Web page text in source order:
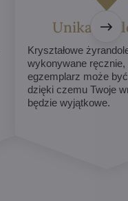
Unikalne
Kryształowe
wykonywane
egzemplarz może
dzięki czemu Twoje
będzie wyjątkowe.